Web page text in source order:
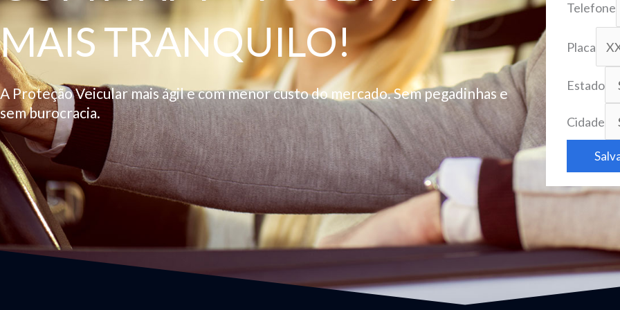
MAIS TRANQUILO!
A Proteção Veicular mais ágil e com menor custo do mercado. Sem pegadinhas e
sem burocracia.
Telefone
Placa
Estado
Cidade